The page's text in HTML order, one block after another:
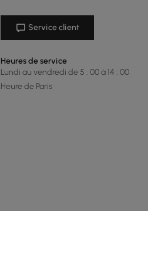
Service client
Heures de service
Lundi au vendredi de 5 : 00 à 14 : 00
Heure de Paris